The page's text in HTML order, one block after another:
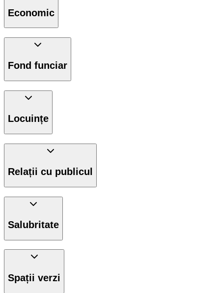
Economic
Fond funciar
Locuințe
Relații cu publicul
Salubritate
Spații verzi